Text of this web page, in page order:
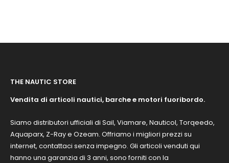
THE NAUTIC STORE
Vendita di articoli nautici, barche e motori fuoribordo.
Siamo distributori ufficiali di Sail, Viamare, Nauticol, Torqeedo,
Aquaparx, Z-Ray e Ozeam. Offriamo i migliori prezzi su
internet, contattaci senza impegno. Gli articoli venduti qui
hanno una garanzia di 3 anni, sono forniti con la